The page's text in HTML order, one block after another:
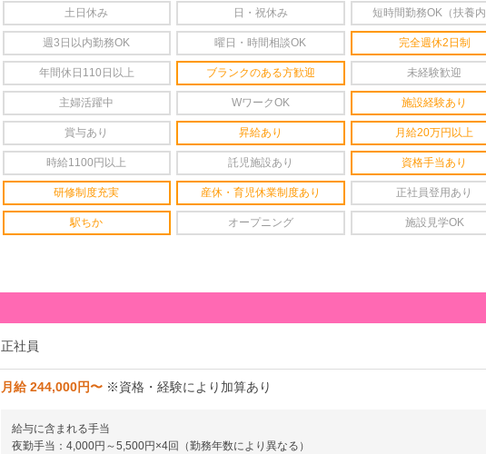
土日休み 日・祝休み 短時間勤務OK（扶養
週3日以内勤務OK 曜日・時間相談OK 完全週休2日制
年間休日110日以上 ブランクのある方歓迎 未経験歓迎
主婦活躍中 WワークOK 施設経験あり
賞与あり 昇給あり 月給20万円以上
時給1100円以上 託児施設あり 資格手当あり
研修制度充実 産休・育児休業制度あり 正社員登用あり
駅ちか オープニング 施設見学OK
正社員
月給 244,000円〜 ※資格・経験により加算あり
給与に含まれる手当
夜勤手当：4,000円～5,500円×4回（勤務年数により異なる）